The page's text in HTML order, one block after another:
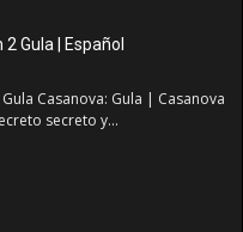
Gula | Español
Casanova: Gula | Casanova
secreto y...